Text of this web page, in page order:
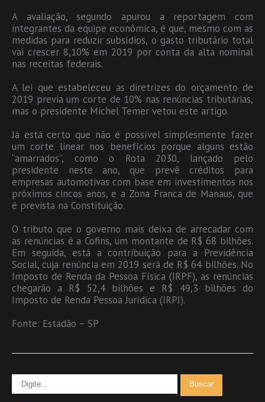
A avaliação, segundo apurou a reportagem com
integrantes da equipe econômica, é que, mesmo com as
medidas para reduzir subsídios, o gasto tributário total
vai crescer 8,10% em 2019 por conta da alta nominal
nas receitas federais.
A lei que estabeleceu as diretrizes do orçamento de
2019 previa um corte de 10% nas renúncias tributárias,
mas o presidente Michel Temer vetou este artigo.
Já está certo que não é possível simplesmente fazer
um corte linear nos benefícios porque alguns estão
“amarrados”, como o Rota 2030, lançado pelo
presidente neste ano, que prevê créditos para
empresas automotivas com base em investimentos nos
próximos cincos anos, e a Zona Franca de Manaus, que
é prevista na Constituição.
O tributo que o governo mais deixa de arrecadar com
as renúncias é a Cofins, um montante de R$ 68 bilhões.
Em seguida, está a contribuição para a Previdência
Social, cuja renúncia em 2019 será de R$ 64 bilhões. No
Imposto de Renda da Pessoa Física (IRPF), as renúncias
chegarão a R$ 52,4 bilhões e R$ 49,3 bilhões do
Imposto de Renda Pessoa Jurídica (IRPJ).
Fonte: Estadão – SP